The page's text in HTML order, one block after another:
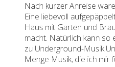
Nach kurzer Anreise
Eine liebevoll
Haus mit Garten und
macht. Natürlich kann so
zu Underground-
Menge Musik, die ich mir